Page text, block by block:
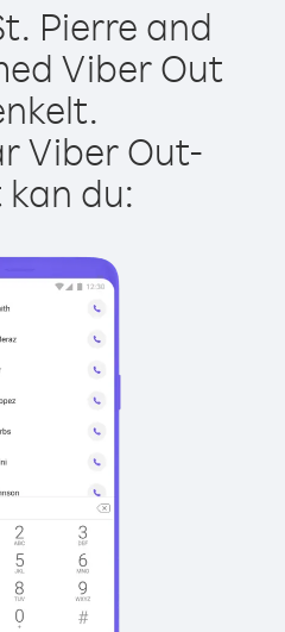
Pierre and
Viber Out
Viber Out-
du: